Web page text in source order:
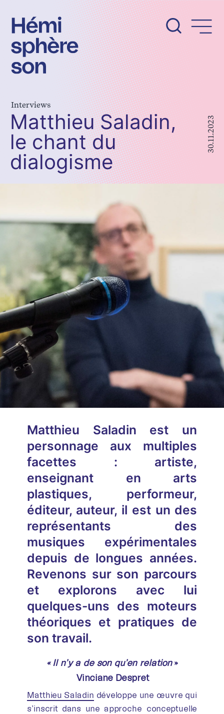
contenu
Interviews
Matthieu Saladin,
le chant du
dialogisme
30.11.2023
Matthieu Saladin est un
personnage aux multiples
facettes : artiste,
enseignant en arts
plastiques, performeur,
éditeur, auteur, il est un des
représentants des
musiques expérimentales
depuis de longues années.
Revenons sur son parcours
et explorons avec lui
quelques-uns des moteurs
théoriques et pratiques de
son travail.
« Il n’y a de son qu’en relation»
Vinciane Despret
Matthieu Saladin développe une œuvre qui
s’inscrit dans une approche conceptuelle